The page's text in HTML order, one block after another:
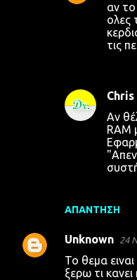
ΑΠΆΝΤΗΣΗ
αν
ολες
τις
Chris
Αν
RAM
Unknown 24
Το θεμα
ξερω τι